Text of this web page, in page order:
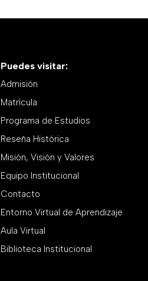
Puedes visitar:
Admisión
Matrícula
Programa de Estudios
Reseña Histórica
Misión, Visión y Valores
Equipo Institucional
Contacto
Entorno Virtual de Aprendizaje
Aula Virtual
Biblioteca Institucional